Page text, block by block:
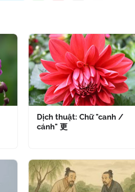
Dịch thuật: Chữ "canh /
cánh" 更